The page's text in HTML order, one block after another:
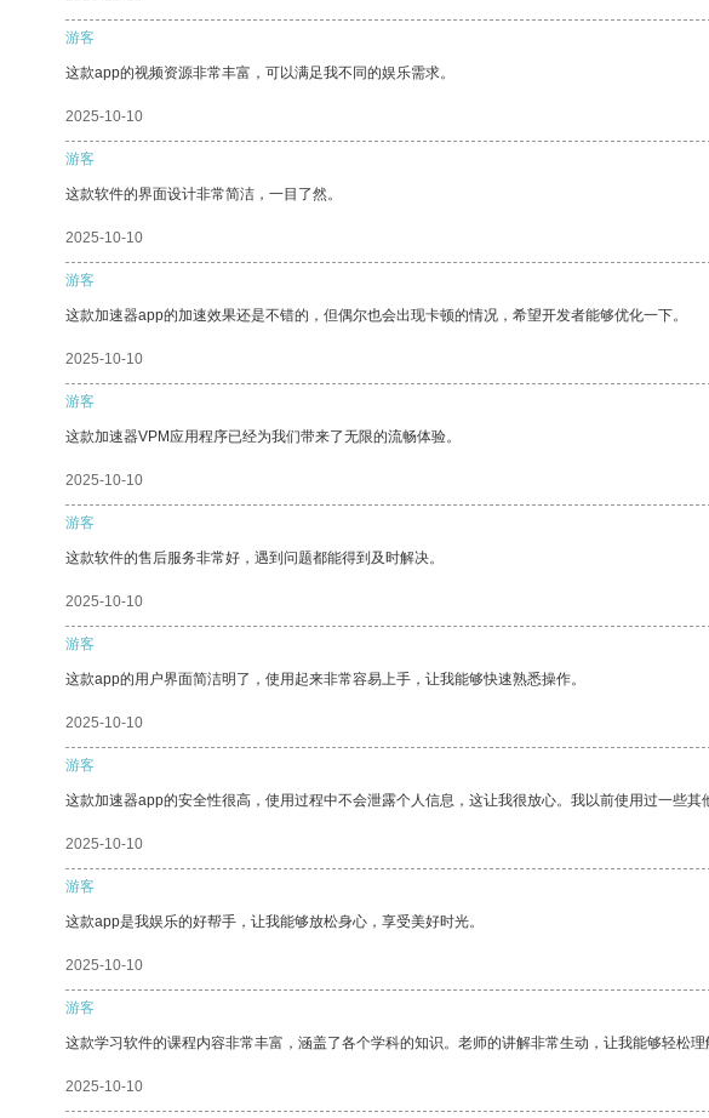
游客
这款app的视频资源非常丰富，可以满足我不同的娱乐需求。
2025-10-10
游客
这款软件的界面设计非常简洁，一目了然。
2025-10-10
游客
这款加速器app的加速效果还是不错的，但偶尔也会出现卡顿的情况，希望开发者能够优化一下。
2025-10-10
游客
这款加速器VPM应用程序已经为我们带来了无限的流畅体验。
2025-10-10
游客
这款软件的售后服务非常好，遇到问题都能得到及时解决。
2025-10-10
游客
这款app的用户界面简洁明了，使用起来非常容易上手，让我能够快速熟悉操作。
2025-10-10
游客
这款加速器app的安全性很高，使用过程中不会泄露个人信息，这让我很放心。我以前使用过一些
2025-10-10
游客
这款app是我娱乐的好帮手，让我能够放松身心，享受美好时光。
2025-10-10
游客
这款学习软件的课程内容非常丰富，涵盖了各个学科的知识。老师的讲解非常生动，让我能够轻松理
2025-10-10